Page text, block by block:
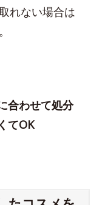
れない場合は
合わせて処分
てOK